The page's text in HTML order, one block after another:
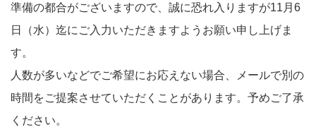
準備の都合がございますので、誠に恐れ入りますが11月6
日（水）迄にご入力いただきますようお願い申し上げま
す。
人数が多いなどでご希望にお応えない場合、メールで別の
時間をご提案させていただくことがあります。予めご了承
ください。